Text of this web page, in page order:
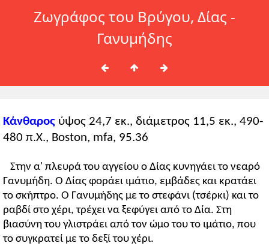
Ζωγράφος του Βρύγου, Δίας -
Γανυμήδης
Κάνθαρος ύψος 24,7 εκ., διάμετρος 11,5 εκ., 490-
480 π.Χ., Boston, mfa, 95.36
Στην α' πλευρά του αγγείου ο Δίας κυνηγάει το νεαρό
Γανυμήδη. Ο Δίας φοράει ιμάτιο, εμβάδες και κρατάει
το σκήπτρο. Ο Γανυμήδης με το στεφάνι (τσέρκι) και το
ραβδί στο χέρι, τρέχει να ξεφύγει από το Δία. Στη
βιασύνη του γλιστράει από τον ώμο του το ιμάτιο, που
το συγκρατεί με το δεξί του χέρι.